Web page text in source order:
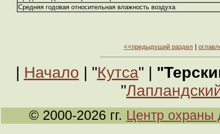
Средняя годовая относительная влажность воздуха
<<предыдущий раздел |
| Начало | "Кутса" |
"
© 2000-2026 гг. Центр охраны